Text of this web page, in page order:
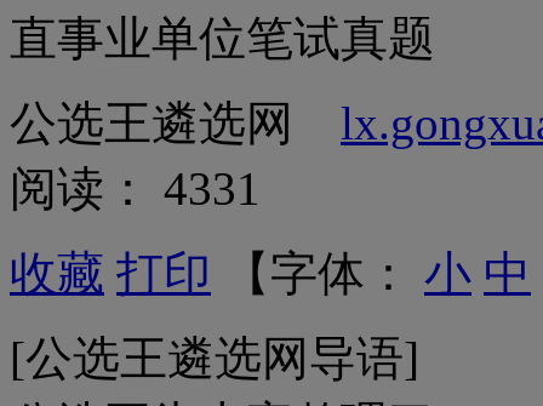
直事业单位笔试真题
公选王遴选网
阅读： 4331
收藏 打印 【字体： 小 中
[公选王遴选网导语]